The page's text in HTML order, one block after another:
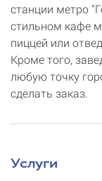
станции метро
стильном кафе
пиццей или
Кроме того,
любую точку
сделать заказ.
Услуги